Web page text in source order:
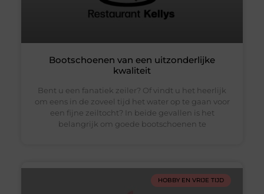
Bootschoenen van een uitzonderlijke
kwaliteit
Bent u een fanatiek zeiler? Of vindt u het heerlijk
om eens in de zoveel tijd het water op te gaan voor
een fijne zeiltocht? In beide gevallen is het
belangrijk om goede bootschoenen te
HOBBY EN VRIJE TIJD